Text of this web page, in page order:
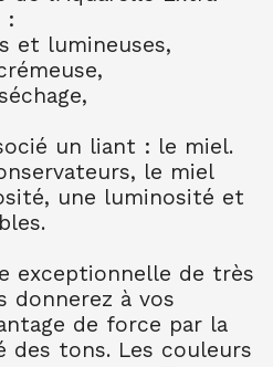
FINE TUBE 10 ML
309
10.99€ TTC
FINE TUBE 10 ML
314
€ TTC
EXTRA FINE TUBE 10 ML
322
€ TTC
EXTRA FINE TUBE 10 ML
341
€ TTC
EXTRA FINE TUBE 10 ML
:
et lumineuses,
un liant : le miel.
le miel
une luminosité et
exceptionnelle de très
donnerez à vos
de force par la
des tons. Les couleurs